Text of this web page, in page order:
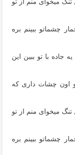
میخوای منم از تو
چشماتو ببینم بره
جاده با تو ببین این
اون چشات داری که
میخوای منم از تو
چشماتو ببینم بره